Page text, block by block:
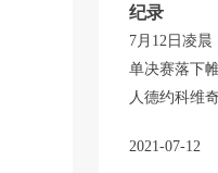
纪录
7月12日凌晨
单决赛落下
人德约科维
贝雷蒂尼，
2021-07-12